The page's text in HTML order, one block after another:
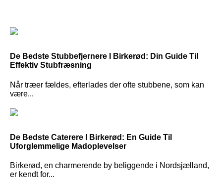
De Bedste Stubbefjernere I Birkerød: Din Guide Til
Effektiv Stubfræsning
Når træer fældes, efterlades der ofte stubbene, som kan
være...
De Bedste Caterere I Birkerød: En Guide Til
Uforglemmelige Madoplevelser
Birkerød, en charmerende by beliggende i Nordsjælland,
er kendt for...